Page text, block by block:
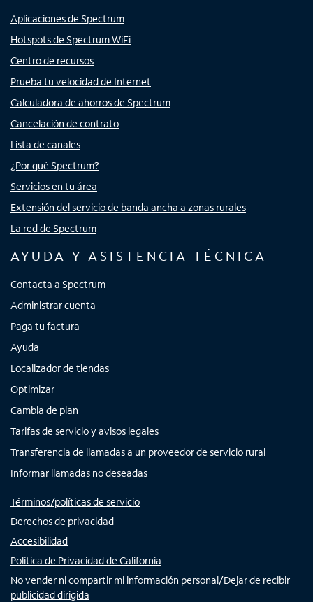
Aplicaciones de Spectrum
Hotspots de Spectrum WiFi
Centro de recursos
Prueba tu velocidad de Internet
Calculadora de ahorros de Spectrum
Cancelación de contrato
Lista de canales
¿Por qué Spectrum?
Servicios en tu área
Extensión del servicio de banda ancha a zonas rurales
La red de Spectrum
AYUDA Y ASISTENCIA TÉCNICA
Contacta a Spectrum
Administrar cuenta
Paga tu factura
Ayuda
Localizador de tiendas
Optimizar
Cambia de plan
Tarifas de servicio y avisos legales
Transferencia de llamadas a un proveedor de servicio rural
Informar llamadas no deseadas
Términos/políticas de servicio
Derechos de privacidad
Accesibilidad
Política de Privacidad de California
No vender ni compartir mi información personal/Dejar de recibir
publicidad dirigida